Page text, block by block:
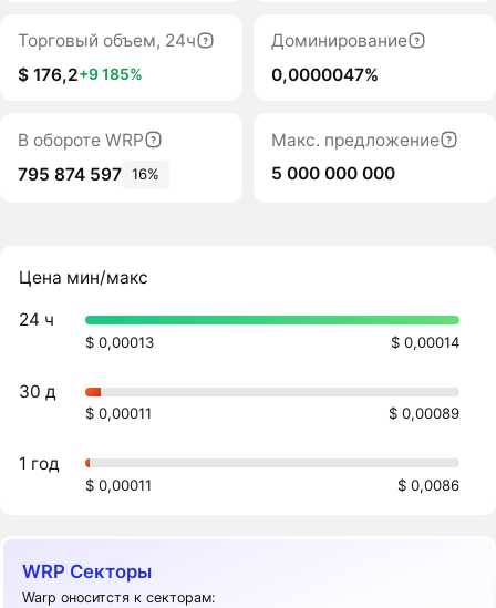
Торговый объем, 24ч
$ 176,2+9 185%
Доминирование
0,0000047%
В обороте WRP
795 874 597 16%
Макс. предложение
5 000 000 000
Цена мин/макс
24 ч
$ 0,00013 $ 0,00014
30 д
$ 0,00011 $ 0,00089
1 год
$ 0,00011 $ 0,0086
WRP Секторы
Warp оноситстя к секторам: